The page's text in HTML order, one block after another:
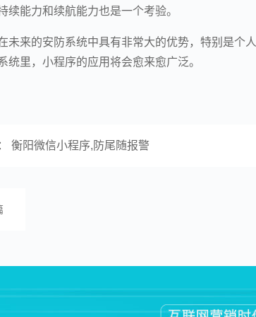
续能力和续航能力也是一个考验。
未来的安防系统中具有非常大的优势，特别是个
统里，小程序的应用将会愈来愈广泛。
衡阳微信小程序,防尾随报警